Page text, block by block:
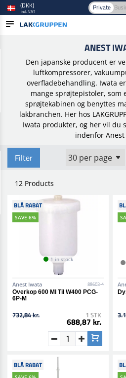
BRANDS
NEW IN
(DKK)
incl. VAT Private
ANEST
Den japanske producent er
luftkompressorer,
overfladebehandling. Iwata
mange sprøjtepistoler,
sprøjtekabinen og benyttes
lakbranchen. Her hos
Iwata produkter, og her vil du
indenfor Anest
Filter
12 Products
BLÅ RABAT
SAVE 6%
1 in stock
Anest Iwata 88603-4
Overkop 600 Ml Til W400 PCG-
6P-M
732,84 kr. 1 STK
688,87 kr.
BLÅ RABAT